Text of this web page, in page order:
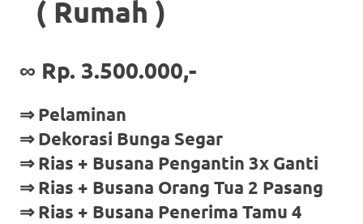
( Rumah )
∞ Rp. 3.500.000,-
⇒ Pelaminan
⇒ Dekorasi Bunga Segar
⇒ Rias + Busana Pengantin 3x Ganti
⇒ Rias + Busana Orang Tua 2 Pasang
⇒ Rias + Busana Penerima Tamu 4